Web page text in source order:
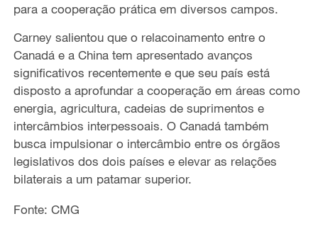
para a cooperação prática em diversos campos.
Carney salientou que o relacoinamento entre o
Canadá e a China tem apresentado avanços
significativos recentemente e que seu país está
disposto a aprofundar a cooperação em áreas como
energia, agricultura, cadeias de suprimentos e
intercâmbios interpessoais. O Canadá também
busca impulsionar o intercâmbio entre os órgãos
legislativos dos dois países e elevar as relações
bilaterais a um patamar superior.
Fonte: CMG